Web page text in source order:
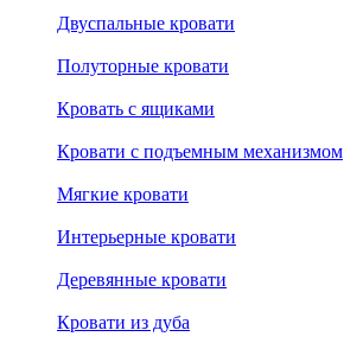
Двуспальные кровати
Полуторные кровати
Кровать с ящиками
Кровати с подъемным механизмом
Мягкие кровати
Интерьерные кровати
Деревянные кровати
Кровати из дуба